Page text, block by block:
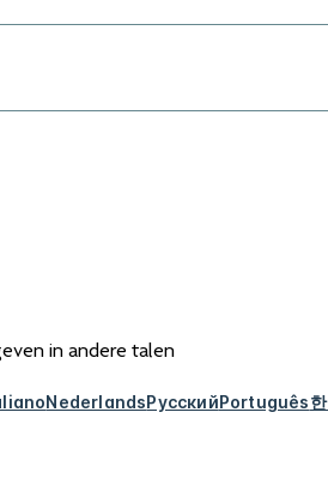
in andere talen
NederlandsРусскийPortuguês